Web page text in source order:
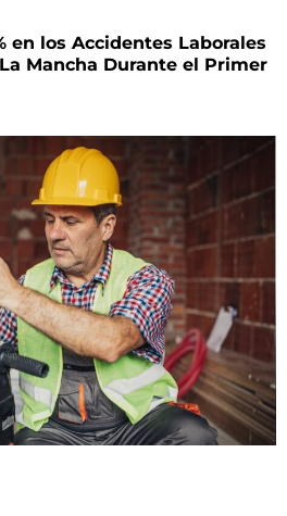
en los Accidentes Laborales
Mancha Durante el Primer